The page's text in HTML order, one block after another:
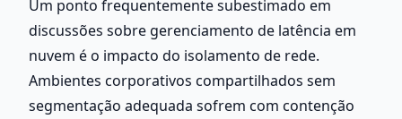
Um ponto frequentemente subestimado em
discussões sobre gerenciamento de latência em
nuvem é o impacto do isolamento de rede.
Ambientes corporativos compartilhados sem
segmentação adequada sofrem com contenção